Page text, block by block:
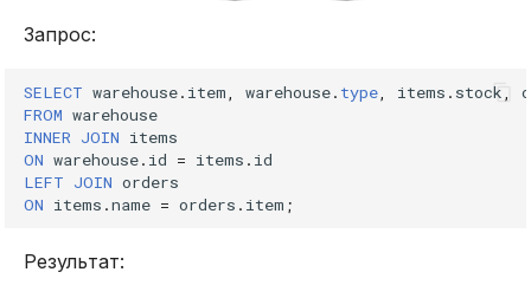
Запрос:
SELECT warehouse. item, warehouse. type, items . stock,
FROM warehouse
INNER JOIN items
ON warehouse. id = items . id
LEFT JOIN orders
ON items .name = orders . item ;
Результат: